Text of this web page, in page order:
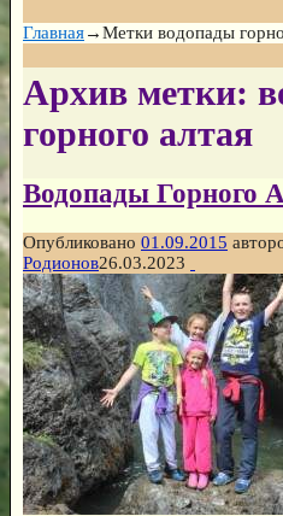
Главная→Метки водопады
Архив метки:
горного алтая
Водопады Горного
Опубликовано 01.09.2015
Родионов26.03.2023